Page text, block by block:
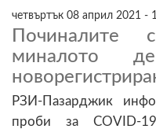
четвъртък 08 април 2021 -
Починалите
миналото
РЗИ-Пазарджик
проби за COVID-